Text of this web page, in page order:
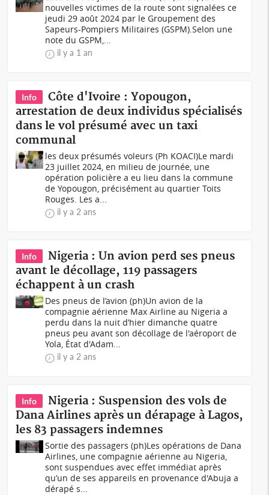
nouvelles victimes de la route sont signalées ce
jeudi 29 août 2024 par le Groupement des
Sapeurs-Pompiers Militaires (GSPM).Selon une
note du GSPM,...
il y a 1 an
Info
Côte d'Ivoire : Yopougon,
arrestation de deux individus spécialisés
dans le vol présumé avec un taxi
communal
les deux présumés voleurs (Ph KOACI)Le mardi
23 juillet 2024, en milieu de journée, une
opération policière a eu lieu dans la commune
de Yopougon, précisément au quartier Toits
Rouges. Les a...
il y a 2 ans
Info
Nigeria : Un avion perd ses pneus
avant le décollage, 119 passagers
échappent à un crash
Des pneus de l’avion (ph)Un avion de la
compagnie aérienne Max Airline au Nigeria a
perdu dans la nuit d’hier dimanche quatre
pneus peu avant son décollage de l'aéroport de
Yola, État d'Adam...
il y a 2 ans
Info
Nigeria : Suspension des vols de
Dana Airlines après un dérapage à Lagos,
les 83 passagers indemnes
Sortie des passagers (ph)Les opérations de Dana
Airlines, une compagnie aérienne au Nigeria,
sont suspendues avec effet immédiat après
qu’un de ses appareils en provenance d'Abuja a
dérapé s...